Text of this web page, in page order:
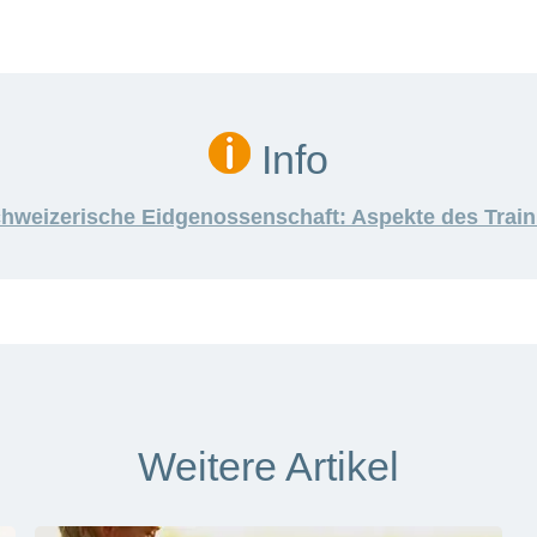
Info
Eidgenossenschaft: Aspekte des
Weitere Artikel